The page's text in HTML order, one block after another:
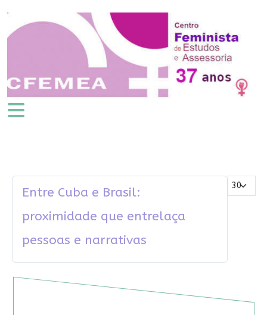
Mostrar #
Entre Cuba e Brasil:
proximidade que entrelaça
pessoas e narrativas